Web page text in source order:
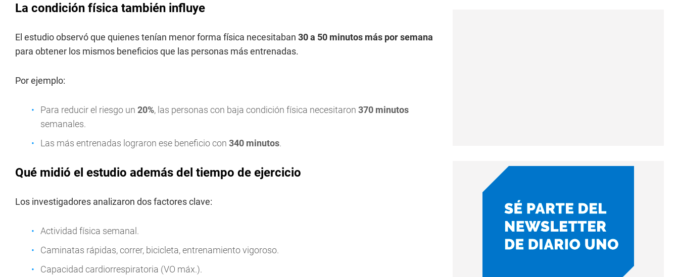
La condición física también influye
El estudio observó que quienes tenían menor forma física necesitaban 30 a 50 minutos más por semana
para obtener los mismos beneficios que las personas más entrenadas.
Por ejemplo:
Para reducir el riesgo un 20%, las personas con baja condición física necesitaron 370 minutos
semanales.
Las más entrenadas lograron ese beneficio con 340 minutos.
Qué midió el estudio además del tiempo de ejercicio
Los investigadores analizaron dos factores clave:
Actividad física semanal.
Caminatas rápidas, correr, bicicleta, entrenamiento vigoroso.
Capacidad cardiorrespiratoria (VO máx.).